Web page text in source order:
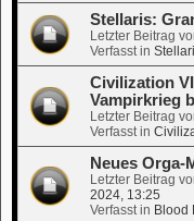
Stellaris:
Letzter Beitrag
Verfasst in
Civilization
Vampirkrieg
Letzter Beitrag
Verfasst in
Neues Orga-
Letzter Beitrag
2024, 13:25
Verfasst in Blood